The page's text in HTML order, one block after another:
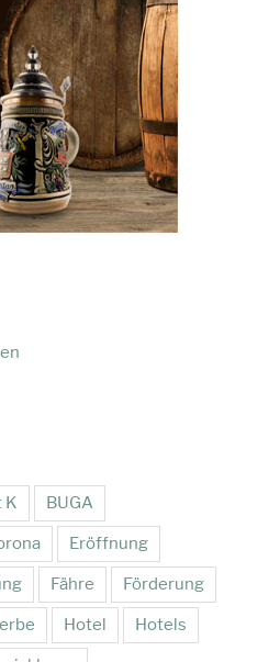
K BUGA
Eröffnung
Fähre Förderung
Hotel Hotels